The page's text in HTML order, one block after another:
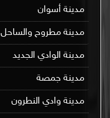
مدينة أسوان
مدينة مطروح والساحل
مدينة الوادي الجديد
مدينة جمصة
مدينة وادي النطرون